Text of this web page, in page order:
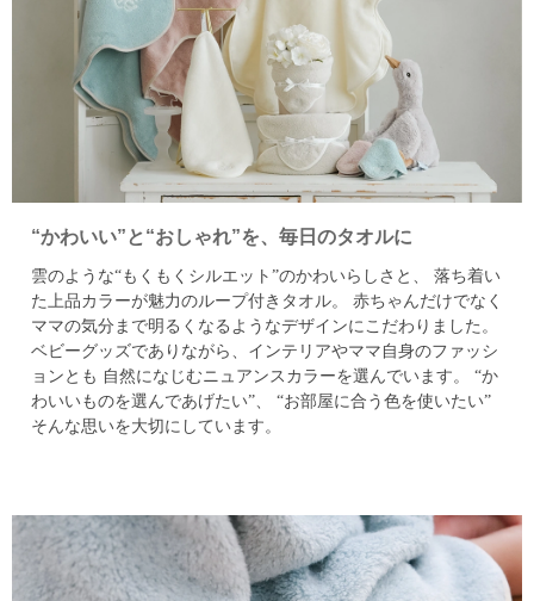
“かわいい”と“おしゃれ”を、毎日のタオルに
雲のような“もくもくシルエット”のかわいらしさと、
落ち着い
た上品カラーが魅力のループ付きタオル。
赤ちゃんだけでなく
ママの気分まで明るくなるようなデザインにこだわりました。
ベビーグッズでありながら、インテリアやママ自身のファッシ
ョンとも 自然になじむニュアンスカラーを選んでいます。
“か
わいいものを選んであげたい”、 “お部屋に合う色を使いたい”
そんな思いを大切にしています。